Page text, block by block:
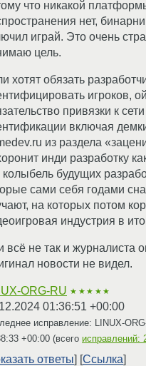
что никакой
нет,
играй. Это очень
цель.
хотят обязать
игроков,
привязки к
включая
из раздела
инди разработку
колыбель будущих
сами себя годами
на которых потом
индустрия в
всё не так и журналиста
новости не видел.
ORG-RU ★★★★★
01:36:51 +00:00
исправление: LINUX-
+00:00 (всего исправлений:
ответы Ссылка